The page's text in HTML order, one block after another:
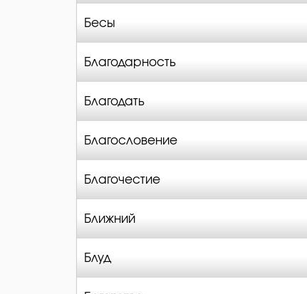
Бесы
Благодарность
Благодать
Благословение
Благочестие
Ближний
Блуд